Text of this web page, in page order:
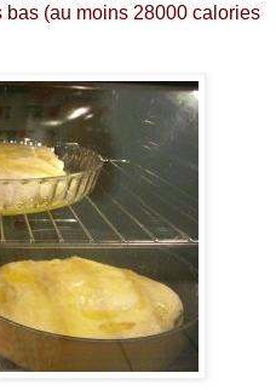
(au moins 28000 calories